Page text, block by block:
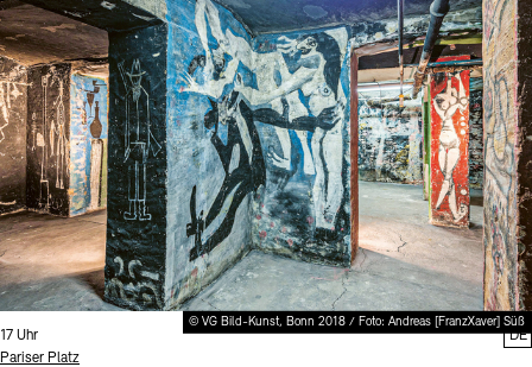
© VG Bild-Kunst, Bonn 2018 / Foto: Andreas [FranzXaver] Süß
Uhrzeit:
17 Uhr
Standort
Pariser Platz
DE